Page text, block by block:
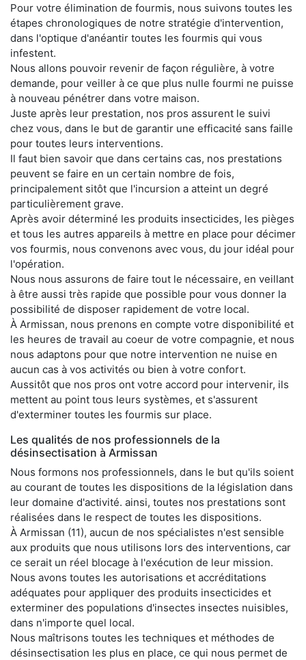
Pour votre élimination de fourmis, nous suivons toutes les
étapes chronologiques de notre stratégie d'intervention,
dans l'optique d'anéantir toutes les fourmis qui vous
infestent.
Nous allons pouvoir revenir de façon régulière, à votre
demande, pour veiller à ce que plus nulle fourmi ne puisse
à nouveau pénétrer dans votre maison.
Juste après leur prestation, nos pros assurent le suivi
chez vous, dans le but de garantir une efficacité sans faille
pour toutes leurs interventions.
Il faut bien savoir que dans certains cas, nos prestations
peuvent se faire en un certain nombre de fois,
principalement sitôt que l'incursion a atteint un degré
particulièrement grave.
Après avoir déterminé les produits insecticides, les pièges
et tous les autres appareils à mettre en place pour décimer
vos fourmis, nous convenons avec vous, du jour idéal pour
l'opération.
Nous nous assurons de faire tout le nécessaire, en veillant
à être aussi très rapide que possible pour vous donner la
possibilité de disposer rapidement de votre local.
À Armissan, nous prenons en compte votre disponibilité et
les heures de travail au coeur de votre compagnie, et nous
nous adaptons pour que notre intervention ne nuise en
aucun cas à vos activités ou bien à votre confort.
Aussitôt que nos pros ont votre accord pour intervenir, ils
mettent au point tous leurs systèmes, et s'assurent
d'exterminer toutes les fourmis sur place.
Les qualités de nos professionnels de la
désinsectisation à Armissan
Nous formons nos professionnels, dans le but qu'ils soient
au courant de toutes les dispositions de la législation dans
leur domaine d'activité. ainsi, toutes nos prestations sont
réalisées dans le respect de toutes les dispositions.
À Armissan (11), aucun de nos spécialistes n'est sensible
aux produits que nous utilisons lors des interventions, car
ce serait un réel blocage à l'exécution de leur mission.
Nous avons toutes les autorisations et accréditations
adéquates pour appliquer des produits insecticides et
exterminer des populations d'insectes insectes nuisibles,
dans n'importe quel local.
Nous maîtrisons toutes les techniques et méthodes de
désinsectisation les plus en place, ce qui nous permet de